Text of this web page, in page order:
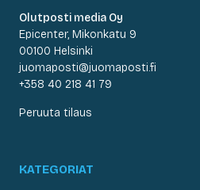
Olutposti media Oy
Epicenter, Mikonkatu 9
00100 Helsinki
juomaposti@juomaposti.fi
+358 40 218 41 79
Peruuta tilaus
KATEGORIAT